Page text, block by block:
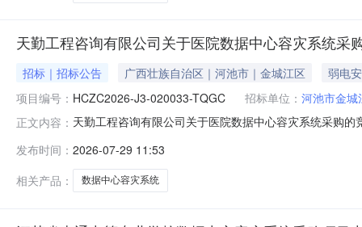
天勤工程咨询有限公司关于医院数据中心容灾系统采
招标｜招标公告 广西壮族自治区｜河池市｜金城江区
弱电
项目编号： HCZC2026-J3-020033-TQGC 招标单位： 河池市金城
正文内容： 天勤工程咨询有限公司关于医院数据中心容灾系统采购
名称：医院数据中心容灾系统采购采购方式：竞争性谈
发布时间： 2026-07-29 11:53
相关产品：
数据中心容灾系统